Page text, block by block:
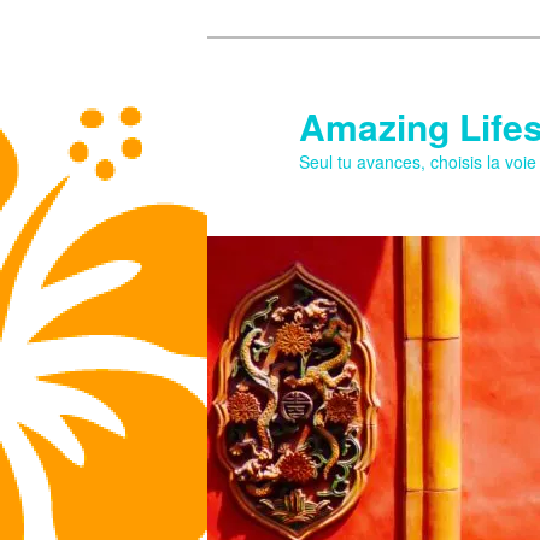
contenu
principal
Amazing
Seul tu avances, choisis la